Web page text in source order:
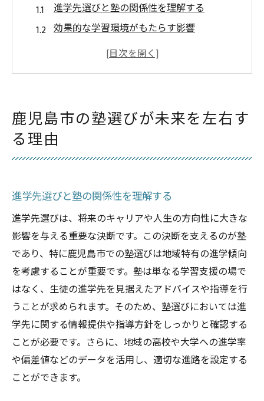
進学先選びと塾の関係性を理解する
効果的な学習環境がもたらす影響
塾選びがキャリア形成に与える影響
塾が提供する未来へのステップ
集団授業が持つ鹿児島市の塾の魅力を徹底解説
集団授業の長所と短所を考察
鹿児島市の塾のユニークな授業スタイル
多様な意見交換がもたらす学習効果
集団授業を選ぶ際のポイント
地域密着型塾の特長鹿児島市で選ばれる理由
地域密着型塾のメリットを知る
地元の教育ニーズに応える塾の役割
地域社会との連携が生む教育環境
鹿児島市のコミュニティが支える塾
地域に根ざした指導法の効果
鹿児島市の塾選びが未来を左右す
る理由
進学先選びと塾の関係性を理解する
進学先選びは、将来のキャリアや人生の方向性に大きな
影響を与える重要な決断です。この決断を支えるのが塾
であり、特に鹿児島市での塾選びは地域特有の進学傾向
を考慮することが重要です。塾は単なる学習支援の場で
はなく、生徒の進学先を見据えたアドバイスや指導を行
うことが求められます。そのため、塾選びにおいては進
学先に関する情報提供や指導方針をしっかりと確認する
ことが必要です。さらに、地域の高校や大学への進学率
や偏差値などのデータを活用し、適切な進路を設定する
ことができます。